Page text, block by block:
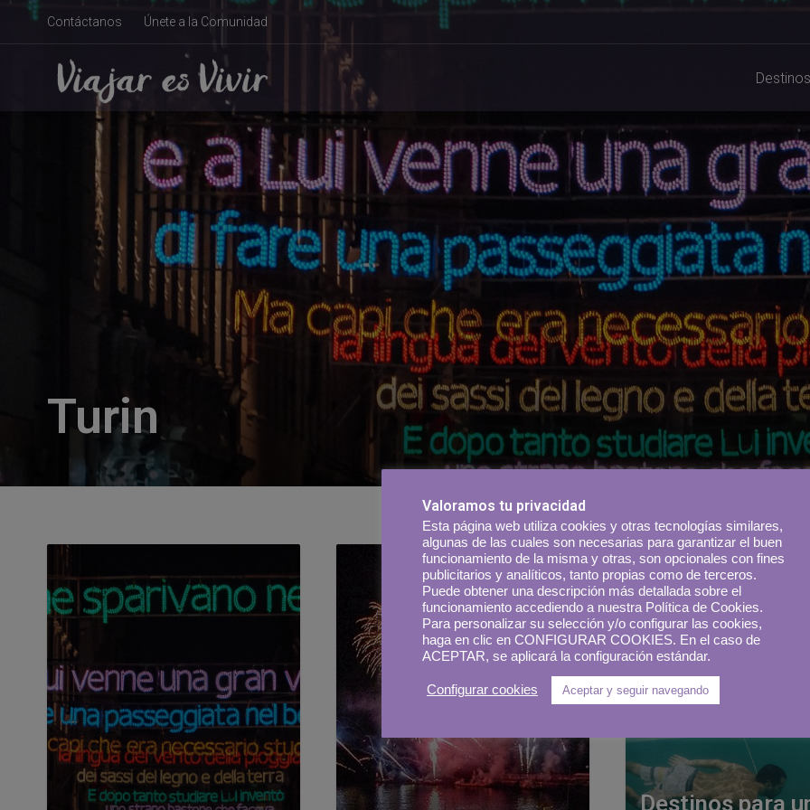
Contáctanos Únete a la Comunidad
Turin
Destinos para
Valoramos tu privacidad
Esta página web utiliza cookies y otras tecnologías similares,
algunas de las cuales son necesarias para garantizar el buen
funcionamiento de la misma y otras, son opcionales con fines
publicitarios y analíticos, tanto propias como de terceros.
Puede obtener una descripción más detallada sobre el
funcionamiento accediendo a nuestra Política de Cookies.
Para personalizar su selección y/o configurar las cookies,
haga en clic en CONFIGURAR COOKIES. En el caso de
ACEPTAR, se aplicará la configuración estándar.
Configurar cookies Aceptar y seguir navegando